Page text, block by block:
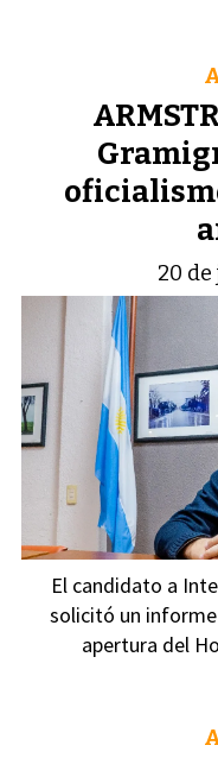
20
El candidato a
solicitó un
apertura del